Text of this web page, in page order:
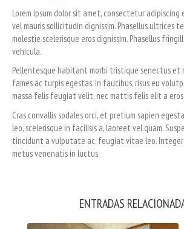
Lorem ipsum dolor sit amet, consectetur adipiscing
vel mauris sollicitudin dignissim. Phasellus ultrices
molestie scelerisque eros dignissim. Phasellus
vehicula.
Pellentesque habitant morbi tristique senectus et
fames ac turpis egestas. In faucibus, risus eu
massa felis feugiat velit, nec mattis felis elit a eros.
Cras convallis sodales orci, et pretium sapien
leo, scelerisque in facilisis a, laoreet vel quam.
tincidunt a vulputate ac, feugiat vitae leo.
metus venenatis in luctus.
ENTRADAS